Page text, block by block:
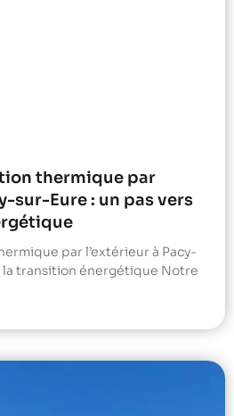
thermique par
sur-Eure : un pas vers
par l’extérieur à Pacy-
la transition énergétique Notre